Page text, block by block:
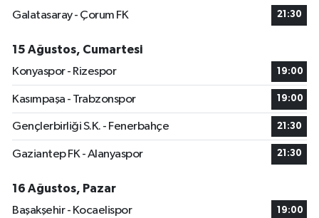
Galatasaray - Çorum FK
21:30
15 Ağustos, Cumartesi
Konyaspor - Rizespor
19:00
Kasımpaşa - Trabzonspor 19:00
Gençlerbirliği S.K. - Fenerbahçe 21:30
Gaziantep FK - Alanyaspor 21:30
16 Ağustos, Pazar
Başakşehir - Kocaelispor
19:00